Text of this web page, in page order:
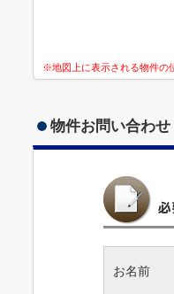
※地図上に表示される物件の
物件お問い合わせ
お名前